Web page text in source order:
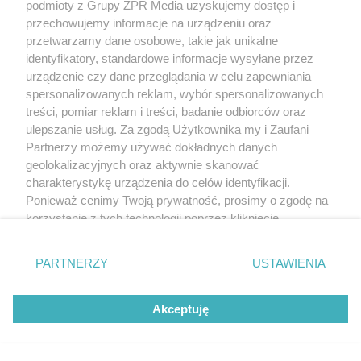
Polsce nosi je zaledwie 3
kobiety
DOMOWE TRIKI
Żadna mucha nie wleci do twojego
podmioty z Grupy ZPR Media uzyskujemy dostęp i
przechowujemy informacje na urządzeniu oraz
przetwarzamy dane osobowe, takie jak unikalne
identyfikatory, standardowe informacje wysyłane przez
urządzenie czy dane przeglądania w celu zapewniania
spersonalizowanych reklam, wybór spersonalizowanych
treści, pomiar reklam i treści, badanie odbiorców oraz
ulepszanie usług. Za zgodą Użytkownika my i Zaufani
Partnerzy możemy używać dokładnych danych
geolokalizacyjnych oraz aktywnie skanować
charakterystykę urządzenia do celów identyfikacji.
Ponieważ cenimy Twoją prywatność, prosimy o zgodę na
korzystanie z tych technologii poprzez kliknięcie
zmienić/wycofać klikając przycisk ustawień prywatności
znajdujący się w lewym dolnym rogu strony
rodzaje przetwarzania danych nie wymagają zgody
użytkownika, ale masz prawo sprzeciwić się takiemu
przetwarzaniu. Preferencje będą miały zastosowanie tylko
PARTNERZY USTAWIENIA
Akceptuję